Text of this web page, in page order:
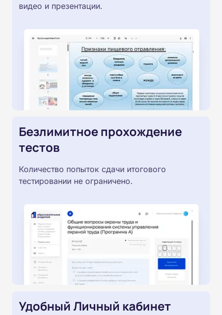
видео и презентации.
Безлимитное прохождение
тестов
Количество попыток сдачи итогового
тестировании не ограничено.
Удобный Личный кабинет